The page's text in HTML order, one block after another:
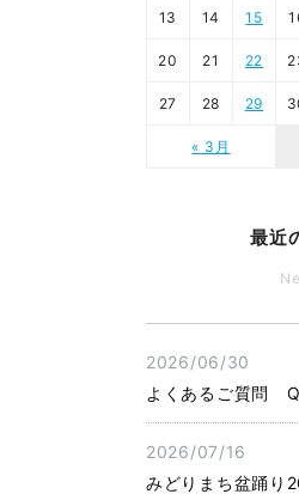
« 3月
13 14 15
20 21 22
27 28 29
最近
2026/06/30
よくあるご質問
2026/07/16
みどりまち盆踊り